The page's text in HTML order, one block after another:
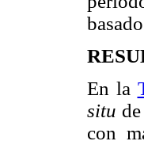
En la
situ
con